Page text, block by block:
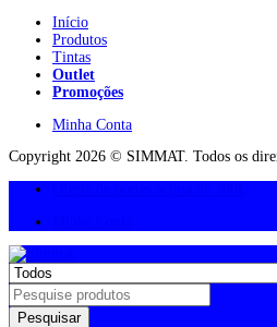
Início
Produtos
Tintas
Outlet
Promoções
Minha Conta
Copyright 2026 © SIMMAT. Todos os
Pesquisar